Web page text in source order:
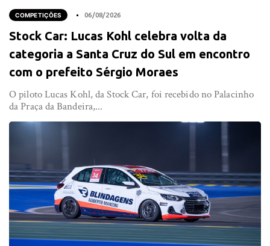
COMPETIÇÕES 06/08/2026
Stock Car: Lucas Kohl celebra volta da
categoria a Santa Cruz do Sul em encontro
com o prefeito Sérgio Moraes
O piloto Lucas Kohl, da Stock Car, foi recebido no Palacinho
da Praça da Bandeira,...